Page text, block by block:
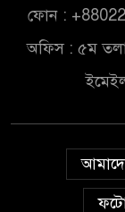
ফোন :
অফিস : ৫ম